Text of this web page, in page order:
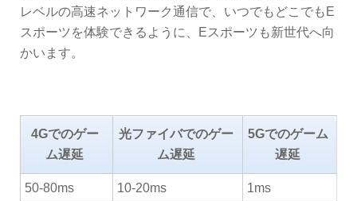
レベルの高速ネットワーク通信で、いつでもどこでもE
スポーツを体験できるように、Eスポーツも新世代へ向
かいます。
4Gでのゲー
ム遅延
光ファイバでのゲー
ム遅延
5Gでのゲーム
遅延
50-80ms 10-20ms 1ms